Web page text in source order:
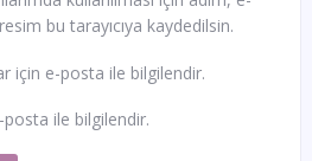
bu tarayıcıya kaydedilsin.
için e-posta ile bilgilendir.
posta ile bilgilendir.